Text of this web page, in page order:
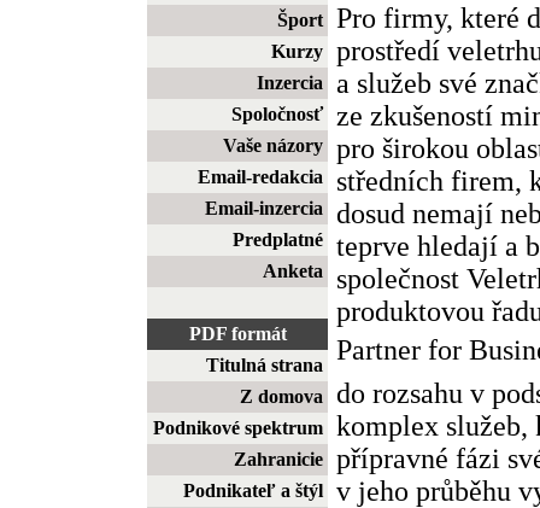
Šport
Kurzy
Inzercia
Spoločnosť
Vaše názory
Email-redakcia
Email-inzercia
Predplatné
Anketa
PDF formát
Titulná strana
Z domova
Podnikové spektrum
Zahranicie
Podnikateľ a štýl
Pro firmy, které
prostředí
a služeb své
ze zkušeností
pro širokou
středních firem,
dosud nemají
teprve hledají a
společnost
produktovou
Partner for
do rozsahu v
komplex
přípravné fázi
v jeho průběhu